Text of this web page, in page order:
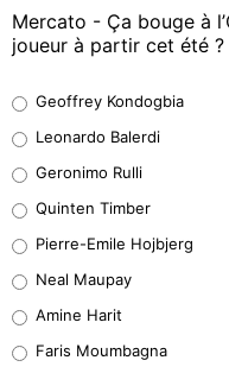
Mercato - Ça bouge à
joueur à partir cet été ?
38%
32%
5%
1%
Geoffrey Kondogbia
Leonardo Balerdi
Geronimo Rulli
Quinten Timber
Pierre-Emile Hojbjerg
Neal Maupay
Amine Harit
Faris Moumbagna